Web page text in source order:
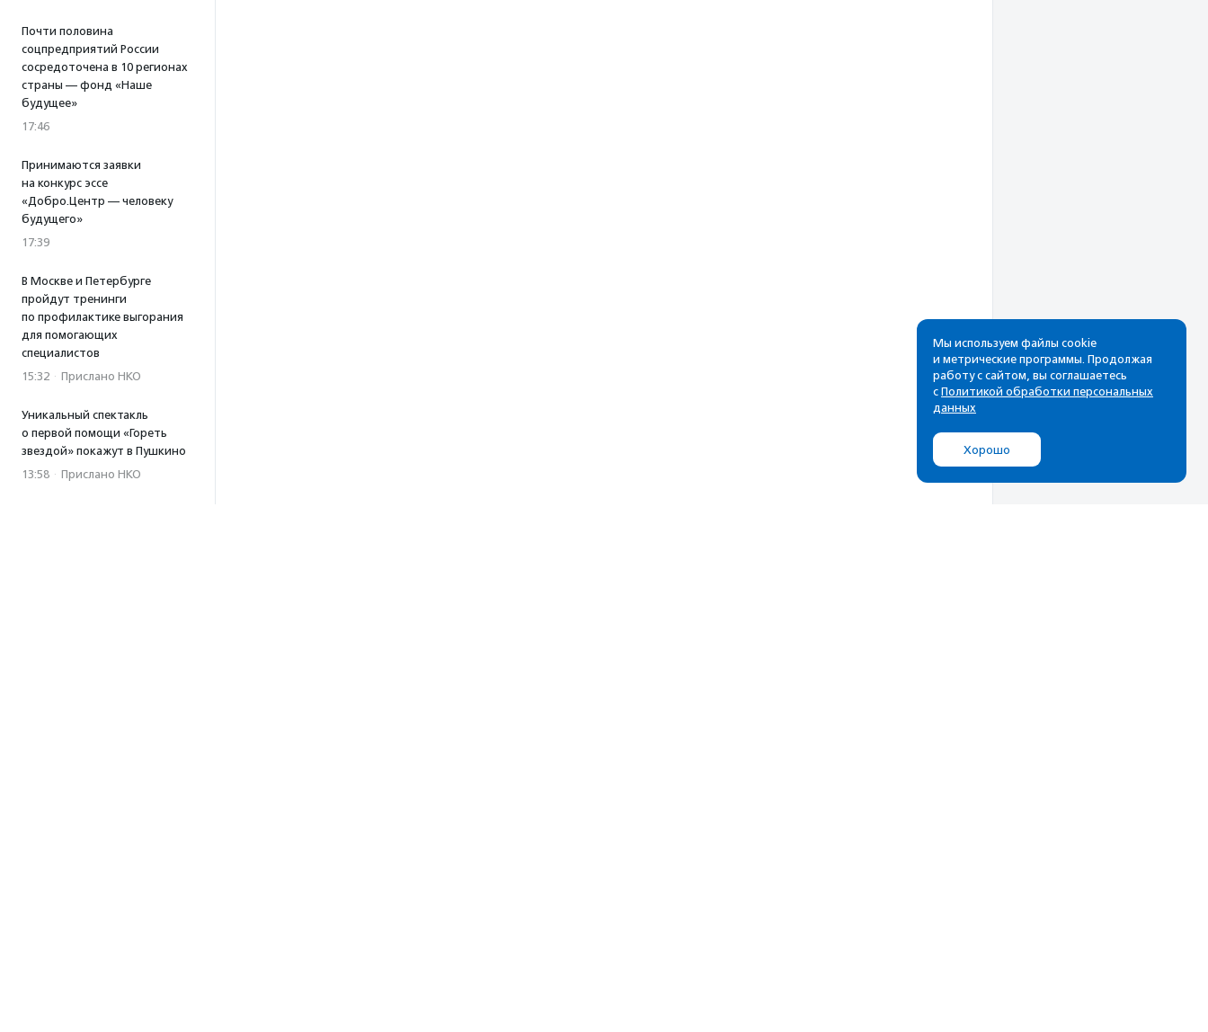
Почти половина
соцпредприятий России
сосредоточена в 10 регионах
страны — фонд «Наше
будущее»
17:46
Принимаются заявки
на конкурс эссе
«Добро.Центр — человеку
будущего»
17:39
В Москве и Петербурге
пройдут тренинги
по профилактике выгорания
для помогающих
специалистов
15:32 · Прислано НКО
Уникальный спектакль
о первой помощи «Гореть
звездой» покажут в Пушкино
13:58 · Прислано НКО
Рассылка
Cамые свежие новости,
почтовом ящике
Мы используем файлы cookie
и метрические программы. Продолжая
работу с сайтом, вы соглашаетесь
с Политикой обработки персональных
данных
Хорошо